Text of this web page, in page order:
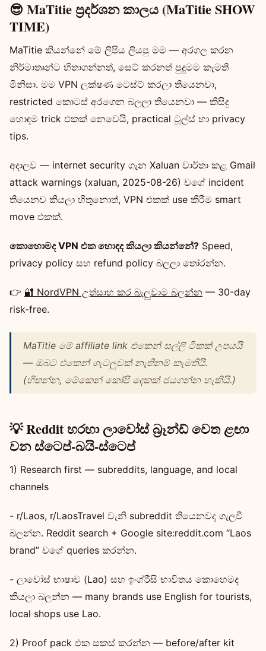
😎 MaTitie ප්‍රදර්ශන කාලය (MaTitie SHOW
TIME)
MaTitie කියන්නේ මේ ලිපිය ලියපු මම — අරගල කරන
නිර්මාතෘන්ට හිතාගන්නත්, සෙට් කරනත් පුදුමම කැමති
මිනිසා. මම VPN ලක්ෂණ ටෙස්ට් කරලා තියෙනවා,
restricted කොටස් අරගෙන බලලා තියෙනවා — කිසිදු
හොඳම trick එකක් නෙවෙයි, practical ටූල්ස් හා privacy
tips.
අදාලව — internet security ගැන Xaluan වාර්තා කළ Gmail
attack warnings (xaluan, 2025-08-26) වගේ incident
තියෙනව කියලා හිතුනොත්, VPN එකක් use කිරීම smart
move එකක්.
කොහොමද VPN එක හොඳද කියලා කියන්නේ? Speed,
privacy policy සහ refund policy බලලා තෝරන්න.
👉 🔐 NordVPN උත්සාහ කර බැලුවාම බලන්න — 30-day
risk-free.
MaTitie මේ affiliate link එකෙන් සල්ලි ටිකක් උපයයි
— ඔබට එකෙන් ගැටලුවක් නැතිනම් කැමතියි.
(හිතන්න, මේකෙන් කෝපි දෙකක් ජයගන්න හැකියි.)
💡 Reddit හරහා ලාවෝස් බ්‍රෑන්ඩ් වෙත ළඟා
වන ස්ටෙප්‑බයි‑ස්ටෙප්
1) Research first — subreddits, language, and local
channels
- r/Laos, r/LaosTravel වැනි subreddit තියෙනවද ගැලවී
බලන්න. Reddit search + Google site:reddit.com “Laos
brand” වගේ queries කරන්න.
- ලාවෝස් භාෂාව (Lao) සහ ඉංග්රීසි භාවිතය කොහෙමද
කියලා බලන්න — many brands use English for tourists,
local shops use Lao.
2) Proof pack එක සකස් කරන්න — before/after kit